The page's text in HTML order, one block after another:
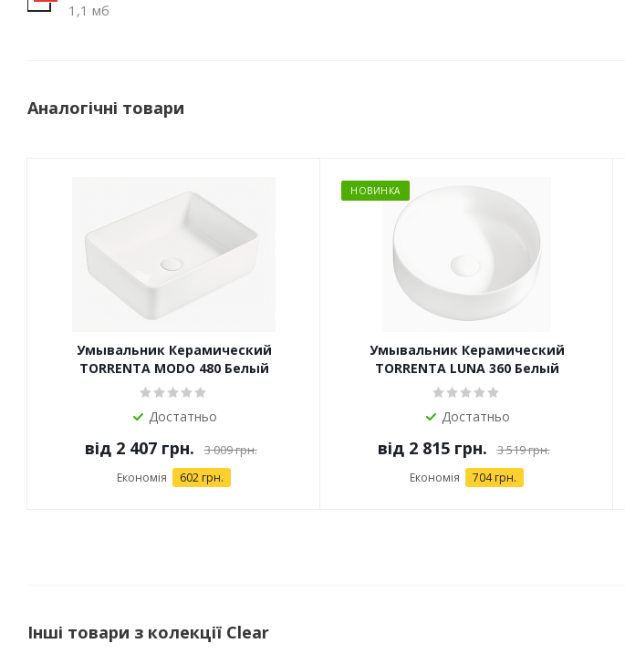
1,1 мб
Аналогічні товари
Умывальник Керамический
TORRENTA MODO 480 Белый
Достатньо
від 2 407 грн. 3 009 грн.
Економія 602 грн.
НОВИНКА
Умывальник Керамический
TORRENTA LUNA 360 Белый
Достатньо
від 2 815 грн. 3 519 грн.
Економія 704 грн.
Інші товари з колекції Clear